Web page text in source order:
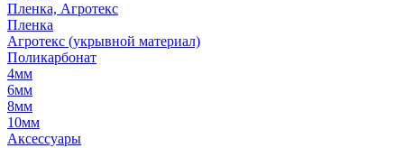
Пленка, Агротекс
Пленка
Агротекс (укрывной материал)
Поликарбонат
4мм
6мм
8мм
10мм
Аксессуары